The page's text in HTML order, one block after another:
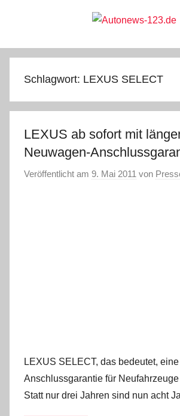
Autonews-
123.de
Schlagwort: LEXUS SELECT
LEXUS ab sofort mit
Neuwagen-
Veröffentlicht am 9. Mai 2011 von
LEXUS SELECT, das bedeutet,
Anschlussgarantie für
Statt nur drei Jahren sind nun acht